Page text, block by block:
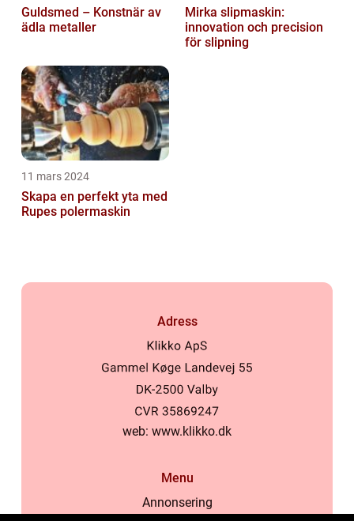
Guldsmed – Konstnär av
ädla metaller
Mirka slipmaskin:
innovation och precision
för slipning
11 mars 2024
Skapa en perfekt yta med
Rupes polermaskin
Adress
web: www.klikko.dk
Menu
Annonsering